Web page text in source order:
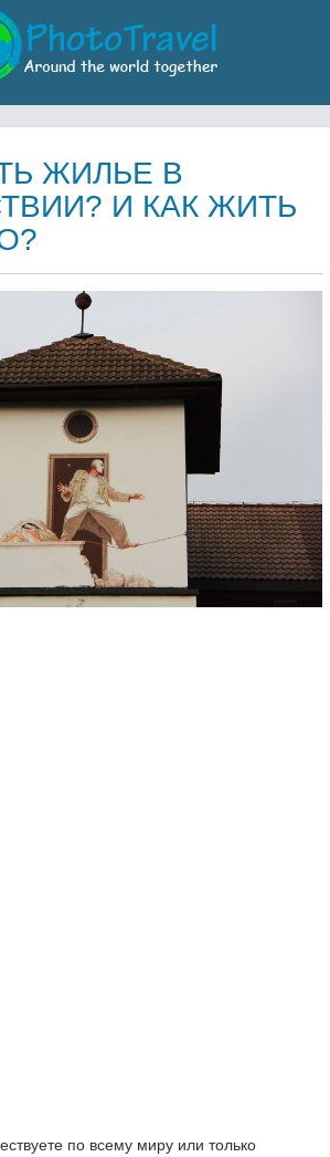
ЖИЛЬЕ В
И КАК ЖИТЬ
по всему миру или только